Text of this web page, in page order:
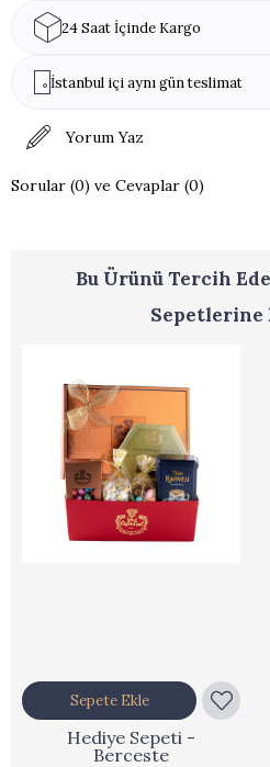
boyutlarda değildir.
Yemişler (Antep Fıstığı,
24 Saat İçinde Kargo
İstanbul içi aynı gün teslimat
Yorum Yaz
Sorular (0) ve Cevaplar (0)
Bu Ürünü Tercih
Sepetlerine
Hediye Sepeti -
Berceste
Sepete Ekle